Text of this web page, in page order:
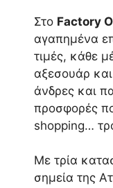
Στο Factory
αγαπημένα
τιμές, κάθε
αξεσουάρ και
άνδρες και
προσφορές
shopping…
Με τρία
σημεία της